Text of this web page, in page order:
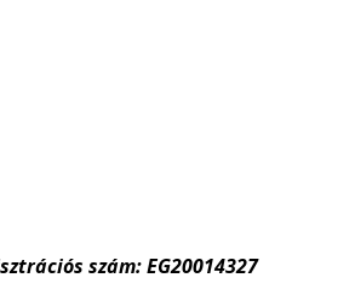
szám: EG20014327